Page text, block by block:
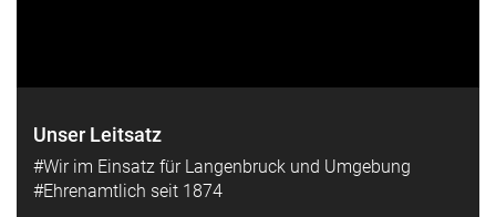
Unser Leitsatz
#Wir im Einsatz für Langenbruck und Umgebung
#Ehrenamtlich seit 1874